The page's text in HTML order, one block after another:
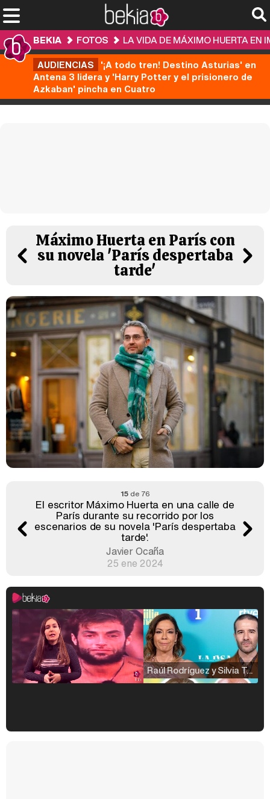
BEKIA FOTOS
LA VIDA DE MÁXIMO HUERTA EN
AUDIENCIAS '¡A todo tren! Destino Asturias' en
Antena 3 lidera y 'Harry Potter y el prisionero de
Azkaban' pincha en Cuatro
Máximo Huerta en París con
su novela 'París despertaba
tarde'
15 de 76
El escritor Máximo Huerta en una calle de
París durante su recorrido por los
escenarios de su novela 'París despertaba
tarde'.
Javier Ocaña
25 ene 2024
Raúl Rodríguez y Silvia Taulés nos cuentan su papel en 'La familia de la tele'